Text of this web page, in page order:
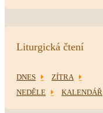
Liturgická čtení
DNES
ZÍTRA
NEDĚLE
KALENDÁŘ